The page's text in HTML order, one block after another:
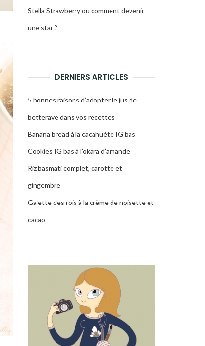
Stella Strawberry ou comment devenir
une star ?
DERNIERS ARTICLES
5 bonnes raisons d’adopter le jus de
betterave dans vos recettes
Banana bread à la cacahuète IG bas
Cookies IG bas à l’okara d’amande
Riz basmati complet, carotte et
gingembre
Galette des rois à la crème de noisette et
cacao